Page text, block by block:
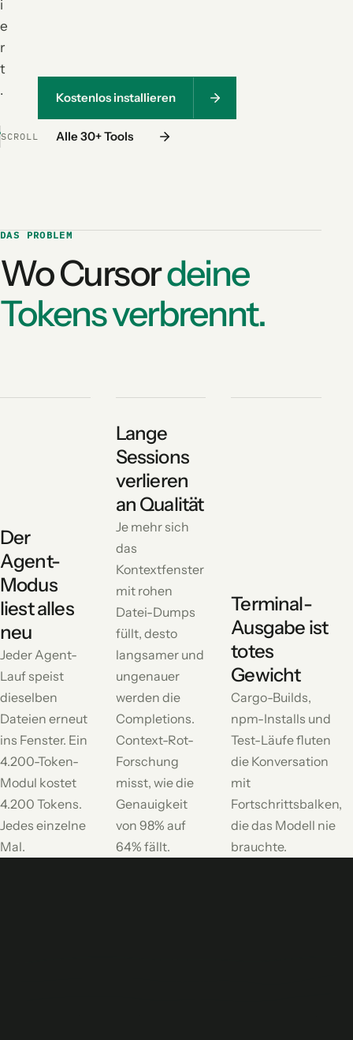
i
e
r
t
.
SCROLL
Kostenlos installieren
Alle 30+ Tools
DAS PROBLEM
Wo Cursordeine
Tokens verbrennt.
Der
Agent-
Modus
liest alles
neu
Jeder Agent-
Lauf speist
dieselben
Dateien erneut
ins Fenster. Ein
4.200-Token-
Modul kostet
4.200 Tokens.
Jedes einzelne
Mal.
Lange
Sessions
verlieren
an Qualität
Je mehr sich
das
Kontextfenster
mit rohen
Datei-Dumps
füllt, desto
langsamer und
ungenauer
werden die
Completions.
Context-Rot-
Forschung
misst, wie die
Genauigkeit
von 98% auf
64% fällt.
Terminal-
Ausgabe ist
totes
Gewicht
Cargo-Builds,
npm-Installs und
Test-Läufe fluten
die Konversation
mit
Fortschrittsbalken,
die das Modell nie
brauchte.